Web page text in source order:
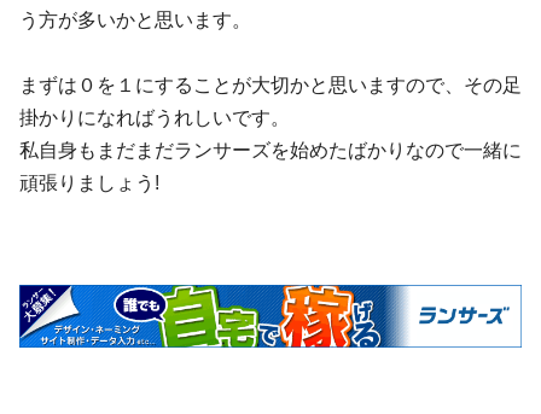
う方が多いかと思います。
まずは０を１にすることが大切かと思いますので、その足
掛かりになればうれしいです。
私自身もまだまだランサーズを始めたばかりなので一緒に
頑張りましょう!